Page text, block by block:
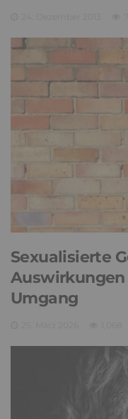
Sexualisierte
Umgang